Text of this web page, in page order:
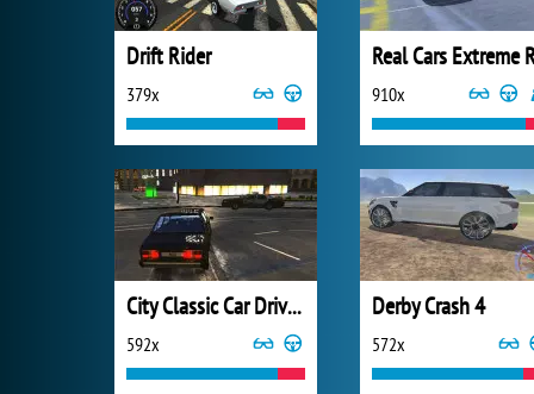
Drift Rider
379x 910x
City Classic Car Driving: 131
592x
Derby Crash 4
572x